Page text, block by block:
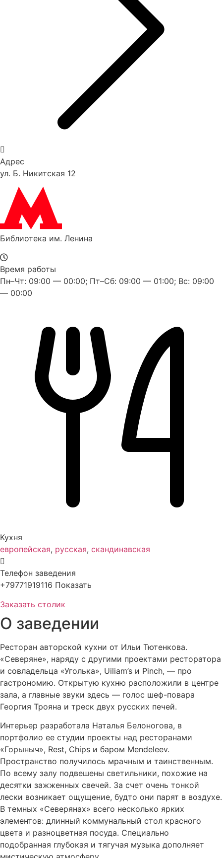
Адрес
ул. Б. Никитская 12
Библиотека им. Ленина
Время работы
Пн–Чт: 09:00 — 00:00; Пт–Сб: 09:00 — 01:00; Вс: 09:00
— 00:00
Кухня
европейская, русская, скандинавская
Телефон заведения
+79771919116 Показать
Заказать столик
О заведении
Ресторан авторской кухни от Ильи Тютенкова.
«Северяне», наряду с другими проектами ресторатора
и совладельца «Уголька», Uiliam’s и Pinch, — про
гастрономию. Открытую кухню расположили в центре
зала, а главные звуки здесь — голос шеф-повара
Георгия Трояна и треск двух русских печей.
Интерьер разработала Наталья Белоногова, в
портфолио ее студии проекты над ресторанами
«Горыныч», Rest, Chips и баром Mendeleev.
Пространство получилось мрачным и таинственным.
По всему залу подвешены светильники, похожие на
десятки зажженных свечей. За счет очень тонкой
лески возникает ощущение, будто они парят в воздухе.
В темных «Северянах» всего несколько ярких
элементов: длинный коммунальный стол красного
цвета и разноцветная посуда. Специально
подобранная глубокая и тягучая музыка дополняет
Адрес и схема проезда
ул. Б. Никитская 12
Заказать столик в заведении
Дата и время визита*
Количество гостей*